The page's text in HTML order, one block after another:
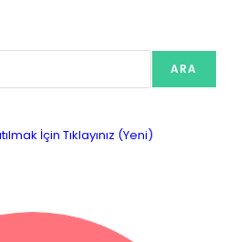
ARA
İçin Tıklayınız (Yeni)